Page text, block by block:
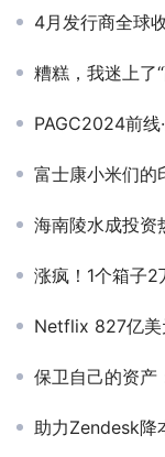
4月发行商全球收入榜
糟糕，我迷上了
PAGC2024前线·东
富士康小米们的
海南陵水成投资
涨疯！1个箱子
Netflix 827亿美
保卫自己的资产
助力Zendesk降